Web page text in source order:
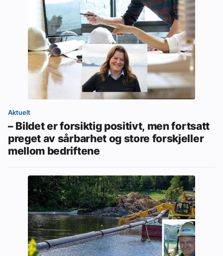
Aktuelt
– Bildet er forsiktig positivt, men fortsatt
preget av sårbarhet og store forskjeller
mellom bedriftene